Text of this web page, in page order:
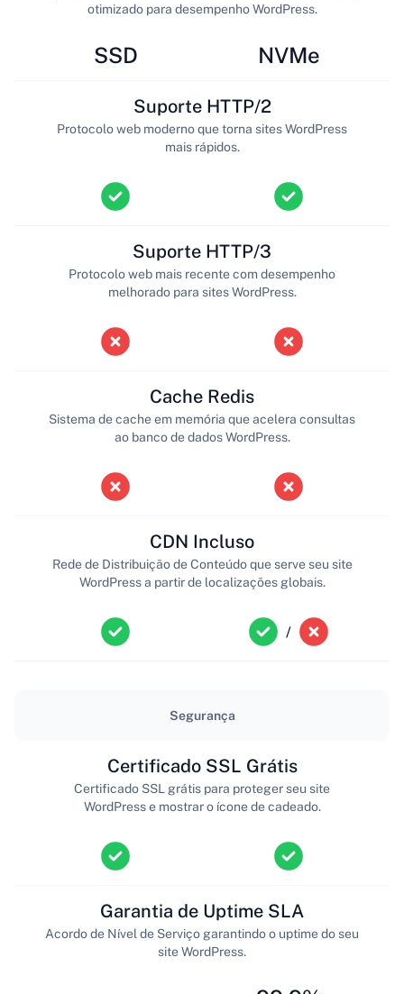
SSD
otimizado para desempenho WordPress.
NVMe
Suporte HTTP/2
Protocolo web moderno que torna sites WordPress
mais rápidos.
Suporte HTTP/3
Protocolo web mais recente com desempenho
melhorado para sites WordPress.
Cache Redis
Sistema de cache em memória que acelera consultas
ao banco de dados WordPress.
CDN Incluso
Rede de Distribuição de Conteúdo que serve seu site
WordPress a partir de localizações globais.
/
Segurança
Certificado SSL Grátis
Certificado SSL grátis para proteger seu site
WordPress e mostrar o ícone de cadeado.
Garantia de Uptime SLA
Acordo de Nível de Serviço garantindo o uptime do seu
site WordPress.